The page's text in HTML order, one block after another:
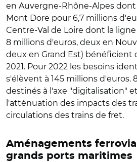
en Auvergne-Rhône-Alpes dont
Mont Dore pour 6,7 millions
Centre-Val de Loire dont la
8 millions d'euros, deux en
deux en Grand Est) bénéficient
2021. Pour 2022 les besoins
s'élèvent à 145 millions d'euros.
destinés à l'axe "digitalisation"
l'atténuation des impacts des
circulations des trains de fret.
Aménagements
grands ports maritimes